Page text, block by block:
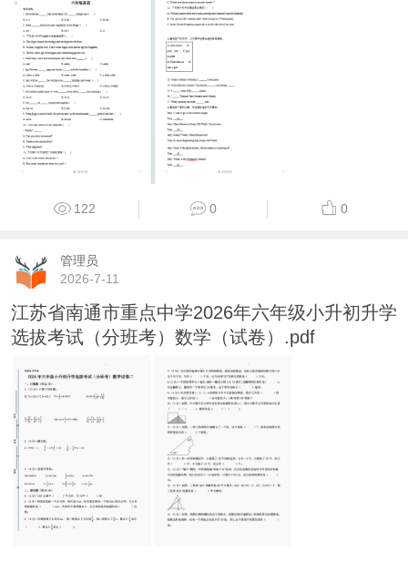
122 0 0
管理员
2026-7-11
江苏省南通市重点中学2026年六年级小升初升学
选拔考试（分班考）数学（试卷）.pdf